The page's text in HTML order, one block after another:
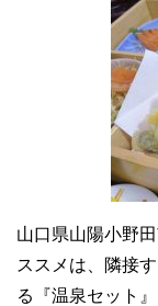
山口県山陽小野
ススメは、隣接
る『温泉セット